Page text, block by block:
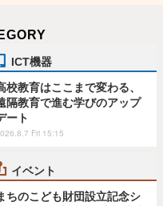
ICT機器
校教育はここまで変わる、
隔教育で進む学びのアップ
ート
Fri 15:15
イベント
ちのこども財団設立記念シ